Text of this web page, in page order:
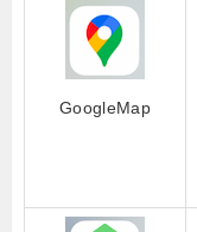
GoogleMap